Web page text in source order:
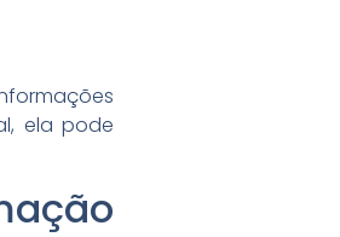
ela pode